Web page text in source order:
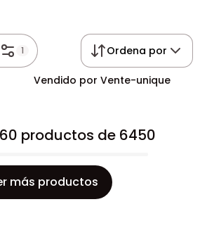
1 Ordena por
Vendido por Vente-unique
productos de 6450
más productos